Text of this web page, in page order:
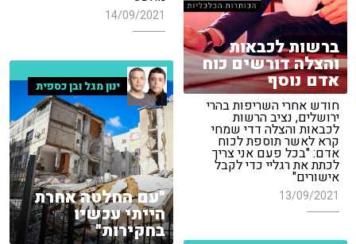
14/09/2021
ברשות לכבאות
והצלה דורשים כוח
אדם נוסף
חודש אחרי השריפות בהרי
ירושלים, נציב הרשות
לכבאות והצלה דדי שמחי
קרא לאשר תוספת לכוח
אדם: "בכל פעם אני צריך
לכתת את רגליי כדי לקבל
אישורים"
13/09/2021
ינון מגל ובן כספית
"עם החלטה אחרת
הייתי עכשיו
בחקירות"